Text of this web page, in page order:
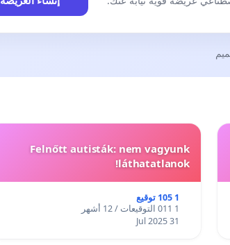
Felnőtt autisták: nem vagyunk
láthatatlanok!
1 105 توقيع
1 011 التوقيعات / 12 أشهر
31 Jul 2025